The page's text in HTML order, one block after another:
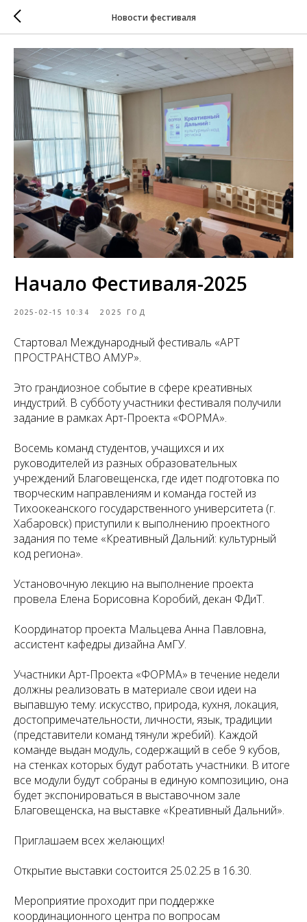
Новости фестиваля
Начало Фестиваля-2025
2025-02-15 10:34 2025 ГОД
Стартовал Международный фестиваль «АРТ
ПРОСТРАНСТВО АМУР».
Это грандиозное событие в сфере креативных
индустрий. В субботу участники фестиваля получили
задание в рамках Арт-Проекта «ФОРМА».
Восемь команд студентов, учащихся и их
руководителей из разных образовательных
учреждений Благовещенска, где идет подготовка по
творческим направлениям и команда гостей из
Тихоокеанского государственного университета (г.
Хабаровск) приступили к выполнению проектного
задания по теме «Креативный Дальний: культурный
код региона».
Установочную лекцию на выполнение проекта
провела Елена Борисовна Коробий, декан ФДиТ.
Координатор проекта Мальцева Анна Павловна,
ассистент кафедры дизайна АмГУ.
Участники Арт-Проекта «ФОРМА» в течение недели
должны реализовать в материале свои идеи на
выпавшую тему: искусство, природа, кухня, локация,
достопримечательности, личности, язык, традиции
(представители команд тянули жребий). Каждой
команде выдан модуль, содержащий в себе 9 кубов,
на стенках которых будут работать участники. В итоге
все модули будут собраны в единую композицию, она
будет экспонироваться в выставочном зале
Благовещенска, на выставке «Креативный Дальний».
Приглашаем всех желающих!
Открытие выставки состоится 25.02.25 в 16.30.
Мероприятие проходит при поддержке
координационного центра по вопросам